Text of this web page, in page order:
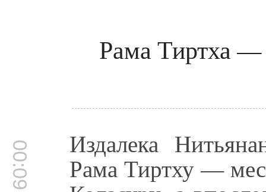
Рама Тиртха —
Издалека
Рама Тиртху —